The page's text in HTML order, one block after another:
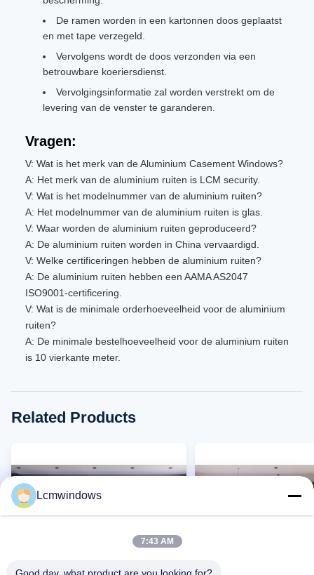
De ramen worden in een kartonnen doos geplaatst
en met tape verzegeld.
Vervolgens wordt de doos verzonden via een
betrouwbare koeriersdienst.
Vervolgingsinformatie zal worden verstrekt om de
levering van de venster te garanderen.
Vragen:
V: Wat is het merk van de Aluminium Casement Windows?
A: Het merk van de aluminium ruiten is LCM security.
V: Wat is het modelnummer van de aluminium ruiten?
A: Het modelnummer van de aluminium ruiten is glas.
V: Waar worden de aluminium ruiten geproduceerd?
A: De aluminium ruiten worden in China vervaardigd.
V: Welke certificeringen hebben de aluminium ruiten?
A: De aluminium ruiten hebben een AAMA AS2047
ISO9001-certificering.
V: Wat is de minimale orderhoeveelheid voor de aluminium
ruiten?
A: De minimale bestelhoeveelheid voor de aluminium ruiten
is 10 vierkante meter.
Related Products
Lcmwindows
7:43 AM